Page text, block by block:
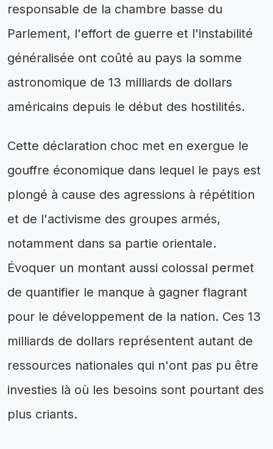
responsable de la chambre basse du
Parlement, l'effort de guerre et l'instabilité
généralisée ont coûté au pays la somme
astronomique de 13 milliards de dollars
américains depuis le début des hostilités.
Cette déclaration choc met en exergue le
gouffre économique dans lequel le pays est
plongé à cause des agressions à répétition
et de l'activisme des groupes armés,
notamment dans sa partie orientale.
Évoquer un montant aussi colossal permet
de quantifier le manque à gagner flagrant
pour le développement de la nation. Ces 13
milliards de dollars représentent autant de
ressources nationales qui n'ont pas pu être
investies là où les besoins sont pourtant des
plus criants.